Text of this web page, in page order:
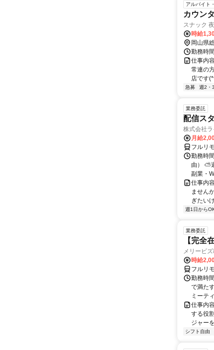
アルバイト
カウン
スナック
時給
岡山県
勤務時
仕事内
常連の
店です
急募 週2・
業務委託
配信ス
株式会社
月給
フルリ
勤務時
由） ⛅
副業・
仕事内
ません
ぎたい
週1日から
業務委託
【完全
メリービ
時給
フルリ
勤務時
で満た
ミーテ
仕事内
する役
ジャー
シフト自由